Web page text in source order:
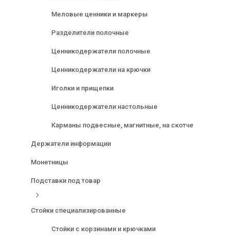
Меловые ценники и маркеры
Разделители полочные
Ценникодержатели полочные
Ценникодержатели на крючки
Иголки и прищепки
Ценникодержатели настольные
Карманы подвесные, магнитные, на скотче
Держатели информации
Монетницы
Подставки под товар
Стойки специализированные
Стойки с корзинами и крючками